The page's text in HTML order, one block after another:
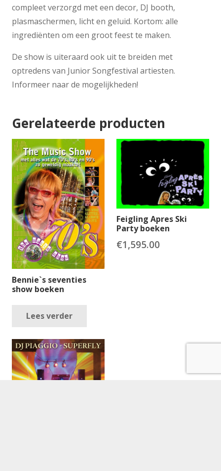
compleet verzorgd met een decor, DJ booth,
plasmaschermen, licht en geluid. Kortom: alle
ingrediënten om een groot feest te maken.
De show is uiteraard ook uit te breiden met
optredens van Junior Songfestival artiesten.
Informeer naar de mogelijkheden!
Gerelateerde producten
Bennie`s seventies
show boeken
Lees verder
Feigling Apres Ski
Party boeken
€1,595.00